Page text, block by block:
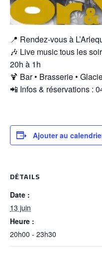
📍 Rendez-vous à
🎶 Live music tous les
20h à 1h
🍹 Bar • Brasserie •
📲 Infos & réservations :
Ajouter au
DÉTAILS
Date :
13 juin
Heure :
20h00 - 23h30